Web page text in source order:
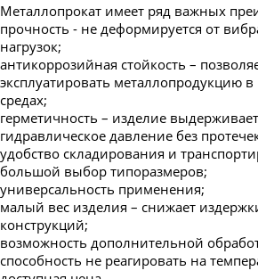
Металлопрокат имеет ряд важных
прочность - не деформируется от
нагрузок;
антикоррозийная стойкость –
эксплуатировать металлопродукцию
средах;
герметичность – изделие
гидравлическое давление без
удобство складирования и
большой выбор типоразмеров;
универсальность применения;
малый вес изделия – снижает
конструкций;
возможность дополнительной
способность не реагировать на